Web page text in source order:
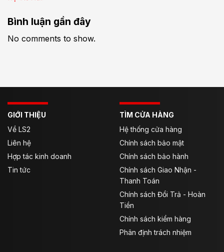
Bình luận gần đây
No comments to show.
GIỚI THIỆU
Về LS2
Liên hệ
Hợp tác kinh doanh
Tin tức
TÌM CỬA HÀNG
Hệ thống cửa hàng
Chính sách bảo mật
Chính sách bảo hành
Chính sách Giao Nhận -
Thanh Toán
Chính sách Đổi Trả - Hoàn
Tiền
Chính sách kiểm hàng
Phân định trách nhiệm